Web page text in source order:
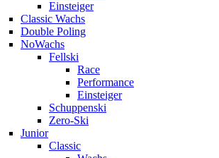
Einsteiger
Classic Wachs
Double Poling
NoWachs
Fellski
Race
Performance
Einsteiger
Schuppenski
Zero-Ski
Junior
Classic